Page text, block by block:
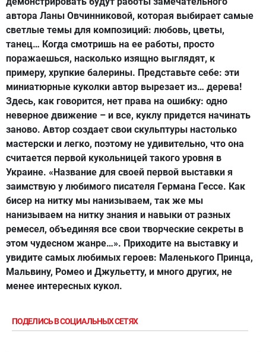
автора Ланы Овчинниковой, которая выбирает самые
светлые темы для композиций: любовь, цветы,
танец… Когда смотришь на ее работы, просто
поражаешься, насколько изящно выглядят, к
примеру, хрупкие балерины. Представьте себе: эти
миниатюрные куколки автор вырезает из… дерева!
Здесь, как говорится, нет права на ошибку: одно
неверное движение – и все, куклу придется начинать
заново. Автор создает свои скульптуры настолько
мастерски и легко, поэтому не удивительно, что она
считается первой кукольницей такого уровня в
Украине. «Название для своей первой выставки я
заимствую у любимого писателя Германа Гессе. Как
бисер на нитку мы нанизываем, так же мы
нанизываем на нитку знания и навыки от разных
ремесел, объединяя все свои творческие секреты в
этом чудесном жанре…». Приходите на выставку и
увидите самых любимых героев: Маленького Принца,
Мальвину, Ромео и Джульетту, и много других, не
менее интересных кукол.
ПОДЕЛИСЬ В СОЦИАЛЬНЫХ СЕТЯХ